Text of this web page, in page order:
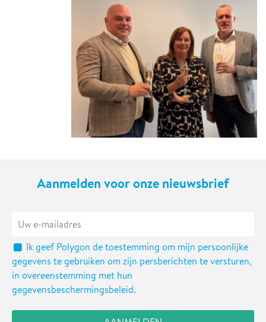
Aanmelden voor onze nieuwsbrief
Ik geef Polygon de toestemming om mijn persoonlijke
gegevens te gebruiken om zijn persberichten te versturen,
in overeenstemming met hun
gegevensbeschermingsbeleid.